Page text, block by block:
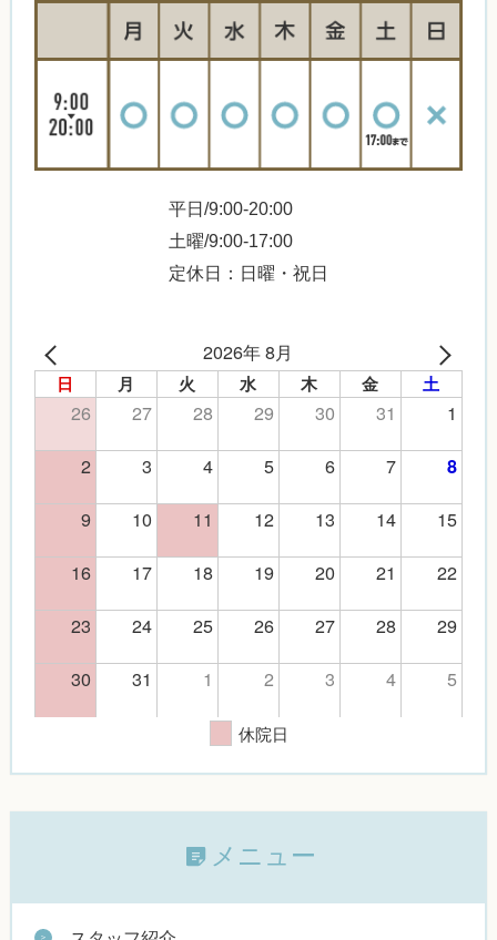
平日/9:00-20:00
土曜/9:00-17:00
定休日：日曜・祝日
2026年 8月
日 月 火 水 木 金 土
26 27 28 29 30 31
1
2
3 4 5 6 7 8
9 10 11 12 13 14
15
16
17 18 19 20 21
22
23
24 25 26 27 28
29
30
31 1 2 3 4 5
休院日
メニュー